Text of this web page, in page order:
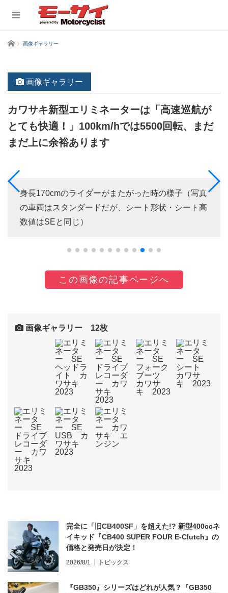
ホーム 画像ギャラリー
画像ギャラリー
カワサキ新型エリミネーターは「高速巡航が
とても快適！」100km/hでは5500回転、まだ
まだ上に余裕あります
身長170cmのライダーがまたがった時の様子（写真
の車両はスタンダードだが、シート形状・シート高
数値はSEと同じ）
この画像の記事ページへ
画像ギャラリー 12枚
完全に「旧CB400SF」を超えた!? 新型400ccネ
イキッド『CB400 SUPER FOUR E-Clutch』の
価格と発売日が決定！
2026/8/1 トピックス
『GB350』シリーズはどれが人気？『GB350